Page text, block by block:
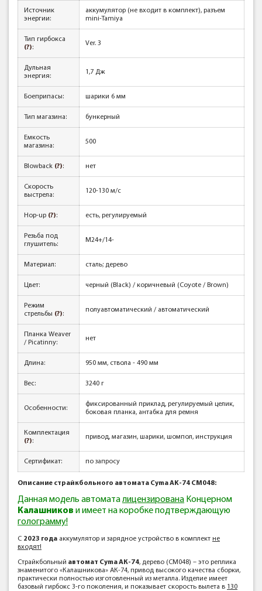
Источник
энергии:
аккумулятор (не входит в комплект), разъем
mini-Tamiya
Тип гирбокса
(?):
Ver. 3
Дульная
энергия:
1,7 Дж
Боеприпасы: шарики 6 мм
Тип магазина: бункерный
Емкость
магазина:
500
Blowback (?): нет
Скорость
выстрела:
120-130 м/с
Hop-up (?): есть, регулируемый
Резьба под
глушитель:
M24+/14-
Материал: сталь; дерево
Цвет: черный (Black) / коричневый (Coyote / Brown)
Режим
стрельбы (?):
полуавтоматический / автоматический
Планка Weaver
/ Picatinny:
нет
Длина: 950 мм, ствола - 490 мм
Вес: 3240 г
Особенности:
фиксированный приклад, регулируемый целик,
боковая планка, антабка для ремня
Комплектация
(?):
привод, магазин, шарики, шомпол, инструкция
Сертификат: по запросу
Описание страйкбольного автомата Cyma AK-74 CM048:
Данная модель автоматалицензирована Концерном
Калашников и имеет на коробке подтверждающую
голограмму!
С 2023 года аккумулятор и зарядное устройство в комплект не
входят!
Страйкбольный автомат Cyma АК-74, дерево (CM048) – это реплика
знаменитого «Калашникова» АК-74, привод высокого качества сборки,
практически полностью изготовленный из металла. Изделие имеет
базовый гирбокс 3-го поколения, и показывает скорость вылета в 130